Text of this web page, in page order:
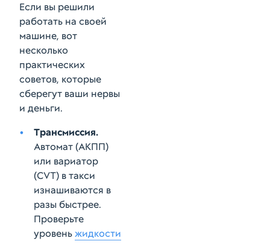
Если вы решили
работать на своей
машине, вот
несколько
практических
советов, которые
сберегут ваши нервы
и деньги.
Трансмиссия.
Автомат (АКПП)
или вариатор
(CVT) в такси
изнашиваются в
разы быстрее.
Проверьте
уровеньжидкости